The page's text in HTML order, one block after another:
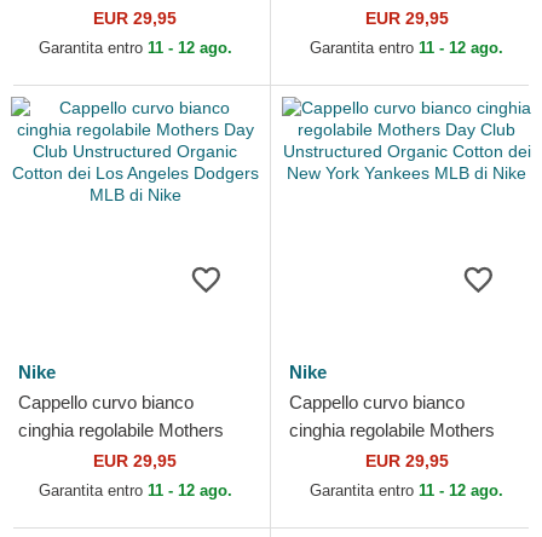
Unstructured Organic Cotton
dei New York...
EUR 29,95
Garantita entro 11 - 12 ago.
Unstructured Organic Cotton
dei Los...
EUR 29,95
Garantita entro 11 - 12 ago.
Nike
Cappello curvo bianco
cinghia regolabile Mothers
Day Club Unstructured
Organic Cotton dei Los...
EUR 29,95
Garantita entro 11 - 12 ago.
Nike
Cappello curvo bianco
cinghia regolabile Mothers
Day Club Unstructured
Organic Cotton dei New...
EUR 29,95
Garantita entro 11 - 12 ago.